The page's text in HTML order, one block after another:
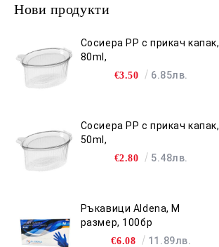
Нови продукти
Сосиера PP с прикач капак,
80ml,
€3.50 6.85лв.
Сосиера PP с прикач капак,
50ml,
€2.80 5.48лв.
Ръкавици Aldena, M
размер, 100бр
€6.08 11.89лв.